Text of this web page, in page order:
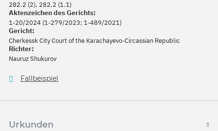
282.2 (2), 282.2 (1.1)
Aktenzeichen des Gerichts:
1-20/2024 (1-279/2023; 1-489/2021)
Gericht:
Cherkessk City Court of the Karachayevo-Circassian Republic
Richter:
Nauruz Shukurov
Fallbeispiel
Urkunden